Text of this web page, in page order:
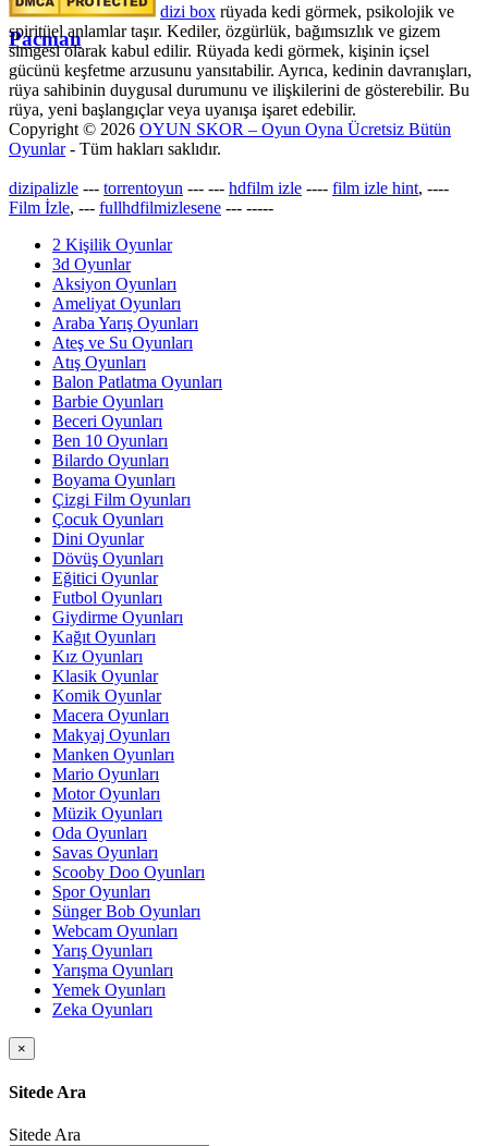
Pacman
dizi box rüyada kedi görmek​, psikolojik ve
spiritüel anlamlar taşır. Kediler, özgürlük, bağımsızlık ve gizem
simgesi olarak kabul edilir. Rüyada kedi görmek, kişinin içsel
gücünü keşfetme arzusunu yansıtabilir. Ayrıca, kedinin davranışları,
rüya sahibinin duygusal durumunu ve ilişkilerini de gösterebilir. Bu
rüya, yeni başlangıçlar veya uyanışa işaret edebilir.
Copyright © 2026 OYUN SKOR – Oyun Oyna Ücretsiz Bütün
Oyunlar- Tüm hakları saklıdır.
dizipalizle --- torrentoyun --- --- hdfilm izle ---- film izle hint, ----
Film İzle, --- fullhdfilmizlesene --- -----
2 Kişilik Oyunlar
3d Oyunlar
Aksiyon Oyunları
Ameliyat Oyunları
Araba Yarış Oyunları
Ateş ve Su Oyunları
Atış Oyunları
Balon Patlatma Oyunları
Barbie Oyunları
Beceri Oyunları
Ben 10 Oyunları
Bilardo Oyunları
Boyama Oyunları
Çizgi Film Oyunları
Çocuk Oyunları
Dini Oyunlar
Dövüş Oyunları
Eğitici Oyunlar
Futbol Oyunları
Giydirme Oyunları
Kağıt Oyunları
Kız Oyunları
Klasik Oyunlar
Komik Oyunlar
Macera Oyunları
Makyaj Oyunları
Manken Oyunları
Mario Oyunları
Motor Oyunları
Müzik Oyunları
Oda Oyunları
Savas Oyunları
Scooby Doo Oyunları
Spor Oyunları
Sünger Bob Oyunları
Webcam Oyunları
Yarış Oyunları
Yarışma Oyunları
Yemek Oyunları
Zeka Oyunları
×
Sitede Ara
Sitede Ara